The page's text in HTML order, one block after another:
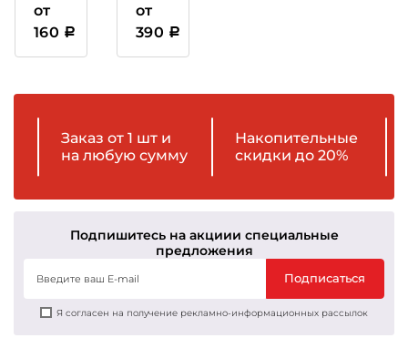
от
160
пластиковая
от
390
Заказ от 1 шт и
на любую сумму
Накопительные
скидки до 20%
Подпишитесь на акциии специальные
предложения
Подписаться
Я согласен на получение рекламно-информационных рассылок